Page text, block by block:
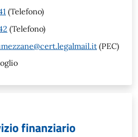
(Telefono)
(Telefono)
(PEC)
finanziario